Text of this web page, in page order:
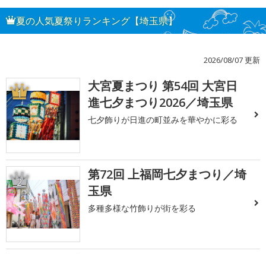
夏の人気夏祭りランキング【埼玉県】
2026/08/07 更新
1
大宮夏まつり 第54回 大宮日
進七夕まつり2026／埼玉県
七夕飾りが日進の町並みを華やかに彩る
2
第72回 上福岡七夕まつり／埼
玉県
多種多様な竹飾りが街を彩る